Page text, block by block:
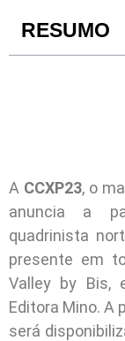
RESUMO
A CCXP23, o
anuncia a
quadrinista
presente em
Valley by Bis,
Editora Mino. A
será